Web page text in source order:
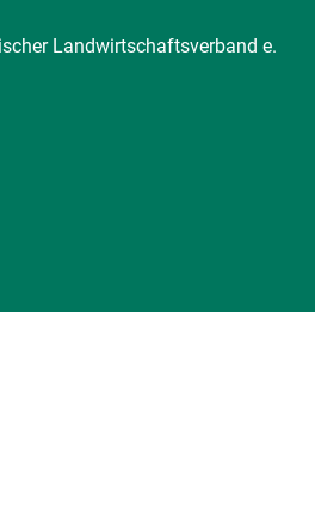
Landwirtschaftsverband e.